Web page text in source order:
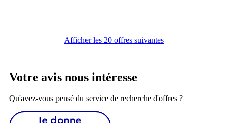
Afficher les 20 offres suivantes
Votre avis nous intéresse
Qu'avez-vous pensé du service de recherche d'offres ?